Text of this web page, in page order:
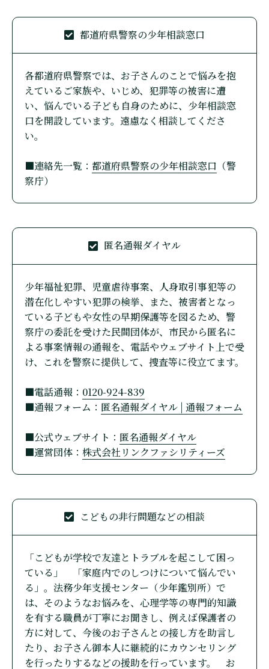
都道府県警察の少年相談窓口
各都道府県警察では、お子さんのことで悩みを抱
えているご家族や、いじめ、犯罪等の被害に遭
い、悩んでいる子ども自身のために、少年相談窓
口を開設しています。遠慮なく相談してくださ
い。
■連絡先一覧： 都道府県警察の少年相談窓口 （警
察庁）
匿名通報ダイヤル
少年福祉犯罪、児童虐待事案、人身取引事犯等の
潜在化しやすい犯罪の検挙、また、被害者となっ
ている子どもや女性の早期保護等を図るため、警
察庁の委託を受けた民間団体が、市民から匿名に
よる事案情報の通報を、電話やウェブサイト上で受
け、これを警察に提供して、捜査等に役立てます。
■電話通報： 0120-924-839
■通報フォーム： 匿名通報ダイヤル | 通報フォーム
■公式ウェブサイト： 匿名通報ダイヤル
■運営団体： 株式会社リンクファシリティーズ
こどもの非行問題などの相談
「こどもが学校で友達とトラブルを起こして困っ
ている」 「家庭内でのしつけについて悩んでい
る」。法務少年支援センター（少年鑑別所）で
は、そのようなお悩みを、心理学等の専門的知識
を有する職員が丁寧にお聞きし、例えば保護者の
方に対して、今後のお子さんとの接し方を助言し
たり、お子さん御本人に継続的にカウンセリング
を行ったりするなどの援助を行っています。 お